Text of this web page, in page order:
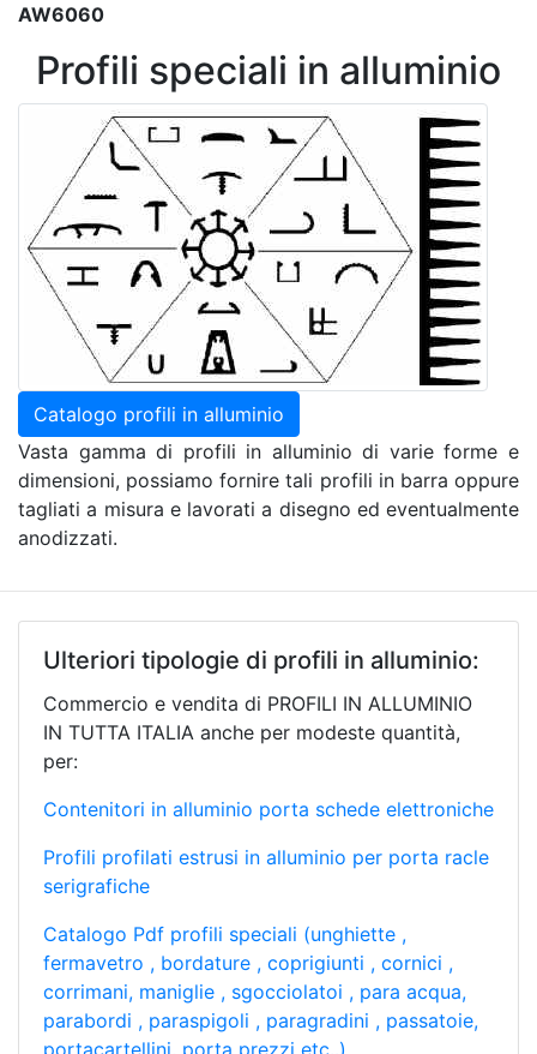
AW6060
Profili speciali in alluminio
Catalogo profili in alluminio
Vasta gamma di profili in alluminio di varie forme e
dimensioni, possiamo fornire tali profili in barra oppure
tagliati a misura e lavorati a disegno ed eventualmente
anodizzati.
Ulteriori tipologie di profili in alluminio:
Commercio e vendita di PROFILI IN ALLUMINIO
IN TUTTA ITALIA anche per modeste quantità,
per:
Contenitori in alluminio porta schede elettroniche
Profili profilati estrusi in alluminio per porta racle
serigrafiche
Catalogo Pdf profili speciali (unghiette ,
fermavetro , bordature , coprigiunti , cornici ,
corrimani, maniglie , sgocciolatoi , para acqua,
parabordi , paraspigoli , paragradini , passatoie,
portacartellini, porta prezzi etc..)